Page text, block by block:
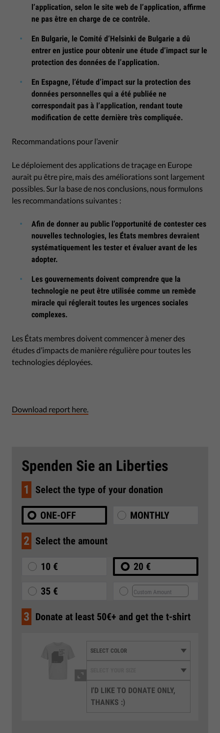
l’application, selon le site web de l’application, affirme
ne pas être en charge de ce contrôle.
En Bulgarie, le Comité d’Helsinki de Bulgarie a dû
entrer en justice pour obtenir une étude d’impact sur le
protection des données de l’application.
En Espagne, l’étude d’impact sur la protection des
données personnelles qui a été publiée ne
correspondait pas à l’application, rendant toute
modification de cette dernière très compliquée.
Recommandations pour l’avenir
Le déploiement des applications de traçage en Europe
aurait pu être pire, mais des améliorations sont largement
possibles. Sur la base de nos conclusions, nous formulons
les recommandations suivantes :
Afin de donner au public l’opportunité de contester ces
nouvelles technologies, les États membres devraient
systématiquement les tester et évaluer avant de les
adopter.
Les gouvernements doivent comprendre que la
technologie ne peut être utilisée comme un remède
miracle qui réglerait toutes les urgences sociales
complexes.
Les États membres doivent commencer à mener des
études d’impacts de manière régulière pour toutes les
technologies déployées.
Download report here.
Spenden Sie an Liberties
1 Select the type of your donation
ONE-OFF MONTHLY
2 Select the amount
10 € 20 €
35 €
3 Donate at least 50€+ and get the t-shirt
I'D LIKE TO DONATE ONLY,
THANKS :)